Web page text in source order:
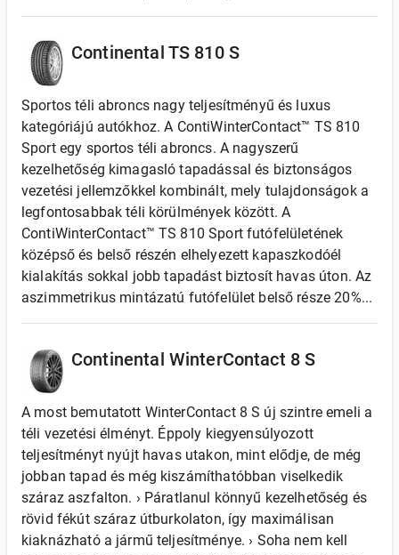
Continental TS 810 S
Sportos téli abroncs nagy teljesítményű és luxus
kategóriájú autókhoz. A ContiWinterContact™ TS 810
Sport egy sportos téli abroncs. A nagyszerű
kezelhetőség kimagasló tapadással és biztonságos
vezetési jellemzőkkel kombinált, mely tulajdonságok a
legfontosabbak téli körülmények között. A
ContiWinterContact™ TS 810 Sport futófelületének
középső és belső részén elhelyezett kapaszkodóél
kialakítás sokkal jobb tapadást biztosít havas úton. Az
aszimmetrikus mintázatú futófelület belső része 20%...
Continental WinterContact 8 S
A most bemutatott WinterContact 8 S új szintre emeli a
téli vezetési élményt. Éppoly kiegyensúlyozott
teljesítményt nyújt havas utakon, mint elődje, de még
jobban tapad és még kiszámíthatóbban viselkedik
száraz aszfalton. › Páratlanul könnyű kezelhetőség és
rövid fékút száraz útburkolaton, így maximálisan
kiaknázható a jármű teljesítménye. › Soha nem kell